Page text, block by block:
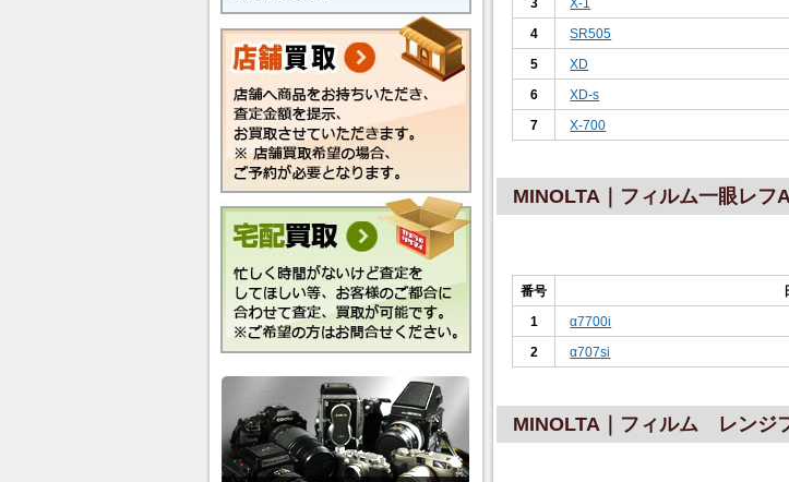
4 SR505
5 XD
6 XD-s
7 X-700
MINOLTA｜フィルム一眼レフ
番号
1 α7700i
2 α707si
MINOLTA｜フィルム レンジ